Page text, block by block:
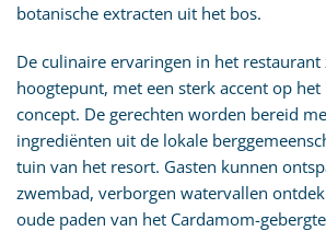
botanische extracten uit het bos.
De culinaire ervaringen in het
hoogtepunt, met een sterk accent op
concept. De gerechten worden bereid
ingrediënten uit de lokale
tuin van het resort. Gasten kunnen
zwembad, verborgen watervallen
oude paden van het Cardamom-